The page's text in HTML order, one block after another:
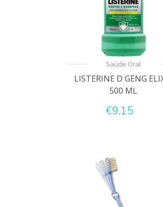
Saúde Oral
LISTERINE D GENG
500 ML
€9,15